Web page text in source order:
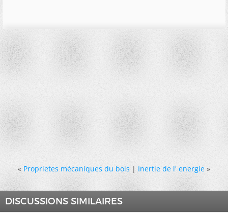
« Proprietes mécaniques du bois|Inertie de l' energie »
DISCUSSIONS SIMILAIRES